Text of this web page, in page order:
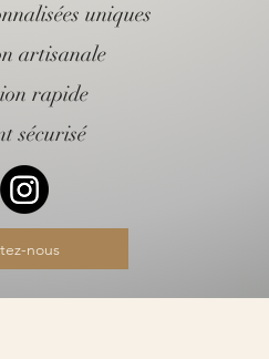
uniques
artisanale
rapide
sécurisé
nous